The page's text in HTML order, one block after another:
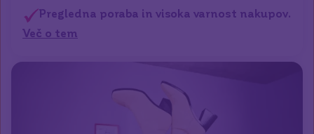
Pregledna poraba in visoka varnost nakupov.
Več o tem